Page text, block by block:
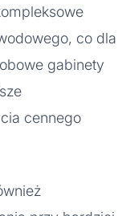
co dla
gabinety
cennego